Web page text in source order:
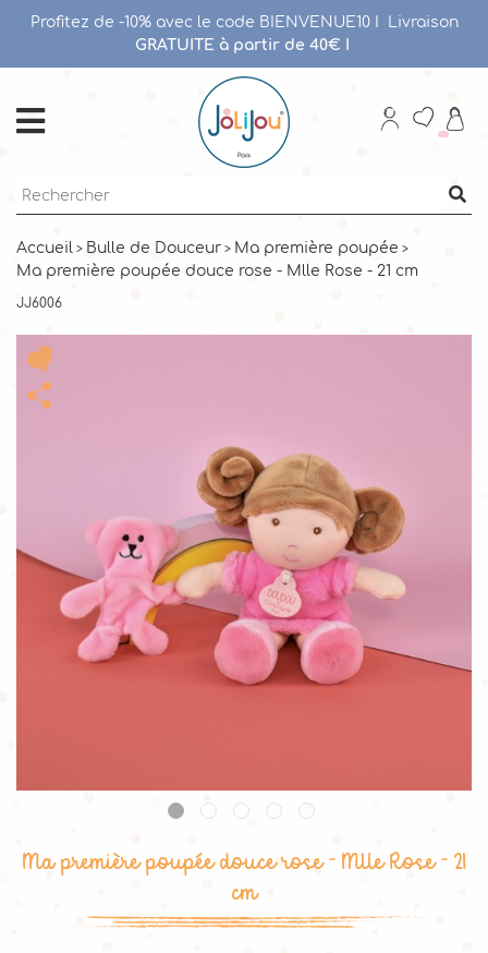
Profitez de -10% avec le code BIENVENUE10 I
Livraison
GRATUITE à partir de 40€
Accueil Bulle de Douceur
Ma première poupée
Ma première poupée douce rose - Mlle Rose - 21 cm
JJ6006
Ma première poupée douce rose - Mlle Rose - 21
cm